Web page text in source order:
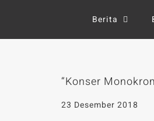
Berita
“Konser
23 Desember 2018